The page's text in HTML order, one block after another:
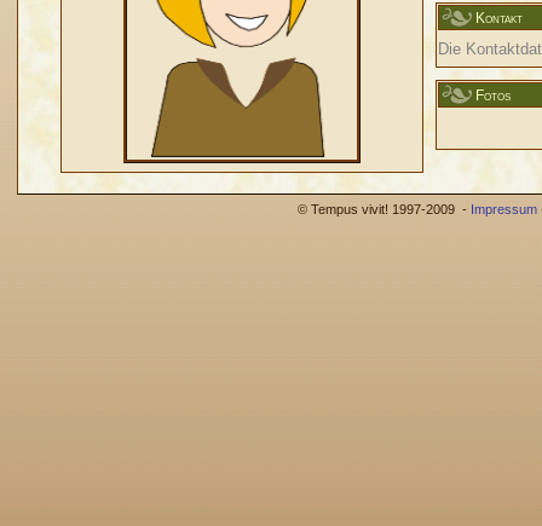
Kontakt
Die
Fotos
© Tempus vivit! 1997-2009 - Impressum